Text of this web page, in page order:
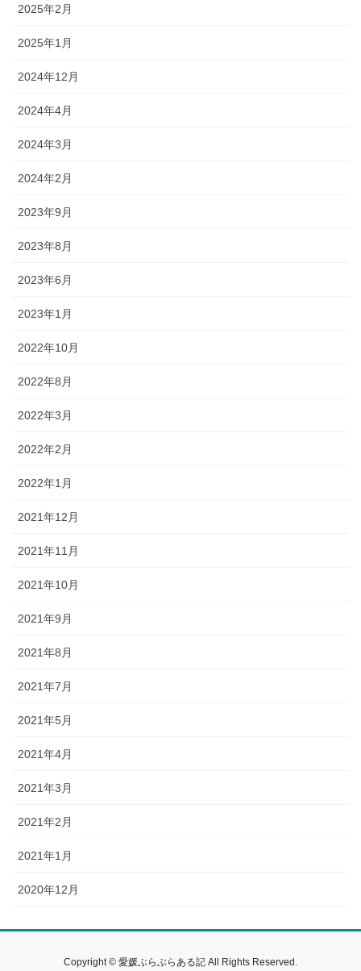
2025年2月
2025年1月
2024年12月
2024年4月
2024年3月
2024年2月
2023年9月
2023年8月
2023年6月
2023年1月
2022年10月
2022年8月
2022年3月
2022年2月
2022年1月
2021年12月
2021年11月
2021年10月
2021年9月
2021年8月
2021年7月
2021年5月
2021年4月
2021年3月
2021年2月
2021年1月
2020年12月
Copyright © 愛媛ぶらぶらある記 All Rights Reserved.